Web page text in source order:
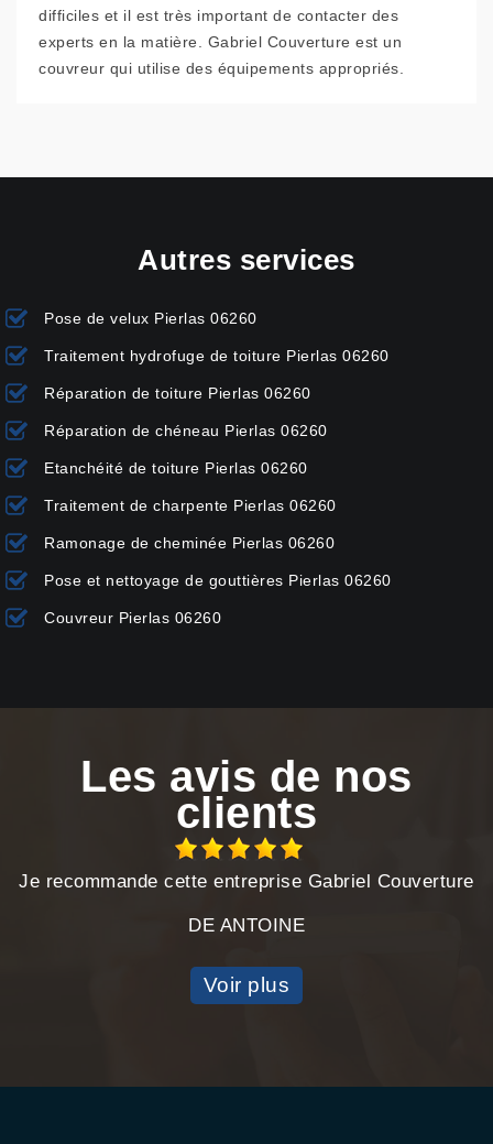
difficiles et il est très important de contacter des
experts en la matière. Gabriel Couverture est un
couvreur qui utilise des équipements appropriés.
Autres services
Pose de velux Pierlas 06260
Traitement hydrofuge de toiture Pierlas 06260
Réparation de toiture Pierlas 06260
Réparation de chéneau Pierlas 06260
Etanchéité de toiture Pierlas 06260
Traitement de charpente Pierlas 06260
Ramonage de cheminée Pierlas 06260
Pose et nettoyage de gouttières Pierlas 06260
Couvreur Pierlas 06260
Les avis de nos
clients
Je recommande cette entreprise Gabriel Couverture
DE ANTOINE
Voir plus